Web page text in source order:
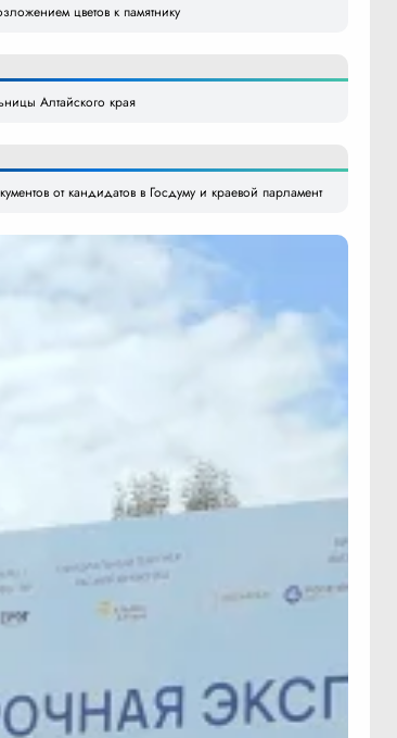
цветов к памятнику
Алтайского края
от кандидатов в Госдуму и краевой парламент